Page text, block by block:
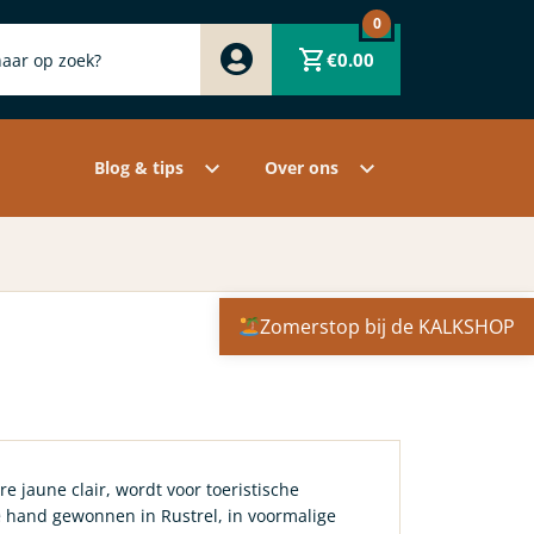
€0.00
0
Zwart
Grijs
Overige pigmenten
Blog & tips Over ons
Contact
jaune clair, wordt voor toeristische
gewonnen in Rustrel, in voormalige
Zomerstop bij de KALKSHOP